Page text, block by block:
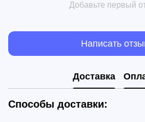
Добавьте первый
Написать
Доставка
Способы доставки: